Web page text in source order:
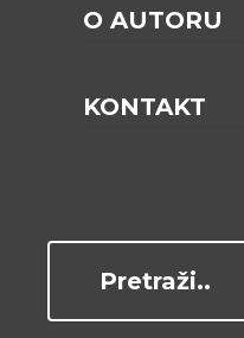
O AUTORU
KONTAKT